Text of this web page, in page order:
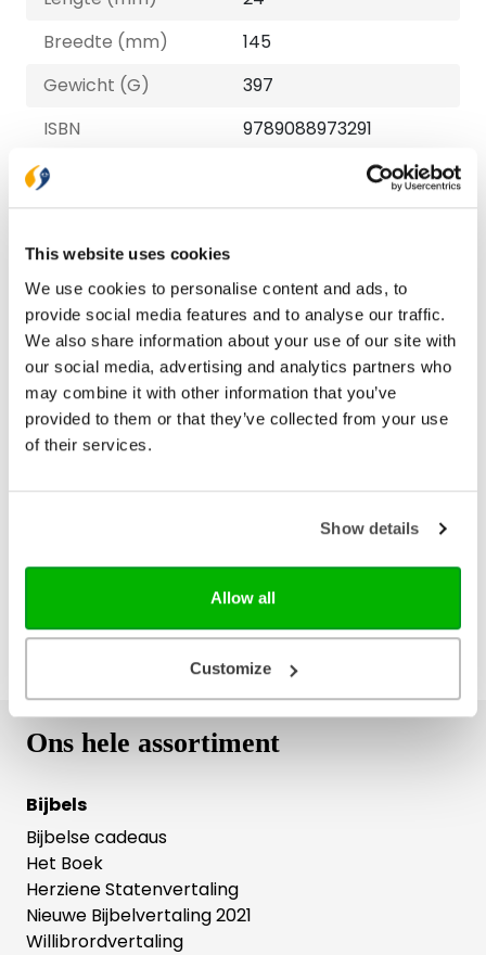
This website uses cookies
We use cookies to personalise content and ads, to
provide social media features and to analyse our traffic.
We also share information about your use of our site with
our social media, advertising and analytics partners who
may combine it with other information that you’ve
provided to them or that they’ve collected from your use
of their services.
Show details
Allow all
Customize
Breedte (mm)
145
Gewicht (G)
397
ISBN
9789088973291
Druk
Verschijningsdatum
2022-10-21
NUR-code
Auteur
C.H. Spurgeon
Taal
Nederlands
Aantal pagina's
192
Gratis verzending vanaf € 20,-
Ons hele assortiment
Bijbels
Bijbelse cadeaus
Het Boek
Herziene Statenvertaling
Nieuwe Bijbelvertaling 2021
Willibrordvertaling